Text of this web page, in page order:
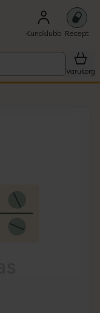
Kundklubb Recept
Varukorg